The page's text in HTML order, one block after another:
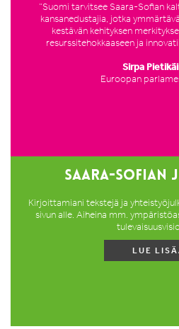
”Suomi tarvitsee Saara-Sofian
kansanedustajia, jotka
kestävän kehityksen
resurssitehokkaaseen ja
Sirpa
Euroopan
SAARA-SOFIAN
Kirjoittamiani tekstejä ja
sivun alle. Aiheina mm.
LUE